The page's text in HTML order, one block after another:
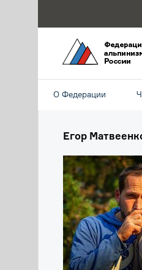
О Федерации
Егор